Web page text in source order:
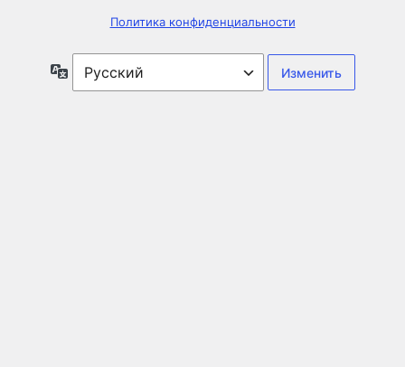
Политика конфиденциальности
Язык